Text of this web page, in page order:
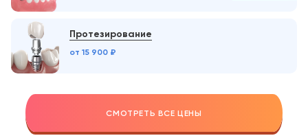
Протезирование
от 15 900 ₽
СМОТРЕТЬ ВСЕ ЦЕНЫ